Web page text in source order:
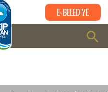
E-BELEDİYE